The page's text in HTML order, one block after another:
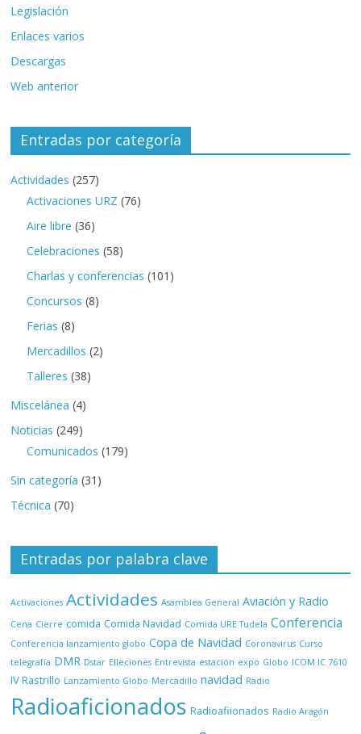
Legislación
Enlaces varios
Descargas
Web anterior
Entradas por categoría
Actividades (257)
Activaciones URZ (76)
Aire libre (36)
Celebraciones (58)
Charlas y conferencias (101)
Concursos (8)
Ferias (8)
Mercadillos (2)
Talleres (38)
Miscelánea (4)
Noticias (249)
Comunicados (179)
Sin categoría (31)
Técnica (70)
Entradas por palabra clave
Activaciones Actividades Asamblea General Aviación y Radio
Cena Cierre comida Comida Navidad Comida URE Tudela Conferencia
Conferencia lanzamiento globo Copa de Navidad Coronavirus Curso
telegrafía DMR Dstar Elleciones Entrevista estación expo Globo ICOM IC 7610
IV Rastrillo Lanzamiento Globo Mercadillo navidad Radio
Radioaficionados Radioafiionados Radio Aragón